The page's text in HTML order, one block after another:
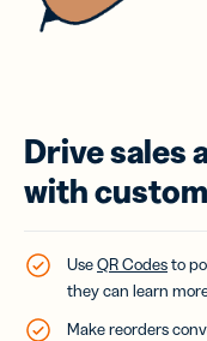
Drive sales
with
UseQR Codesto
they can learn
Make reorders